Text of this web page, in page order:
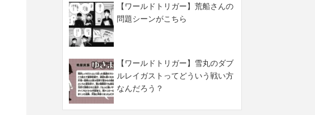
【ワールドトリガー】荒船さんの
問題シーンがこちら
【ワールドトリガー】雪丸のダブ
ルレイガストってどういう戦い方
なんだろう？